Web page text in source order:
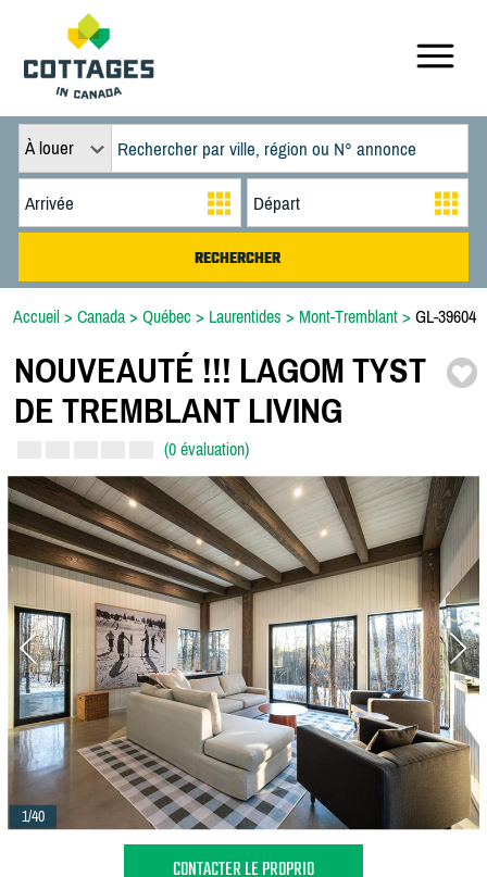
À louer
Accueil > Canada > Québec > Laurentides > Mont-Tremblant > GL-39604
NOUVEAUTÉ !!! LAGOM TYST
DE TREMBLANT LIVING
(0 évaluation)
1/40
CONTACTER LE PROPRIO